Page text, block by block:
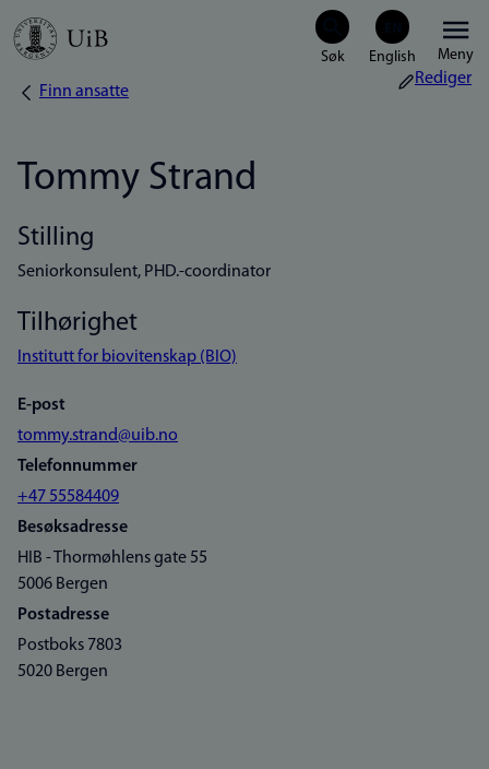
Hopp
Meny
Navigasjonssti
Finn ansatte
Rediger
Tommy Strand
Stilling
Seniorkonsulent, PHD.-coordinator
Tilhørighet
Institutt for biovitenskap (BIO)
E-post
tommy.strand@uib.no
Telefonnummer
+47 55584409
Besøksadresse
HIB - Thormøhlens gate 55
5006 Bergen
Postadresse
Postboks 7803
5020 Bergen